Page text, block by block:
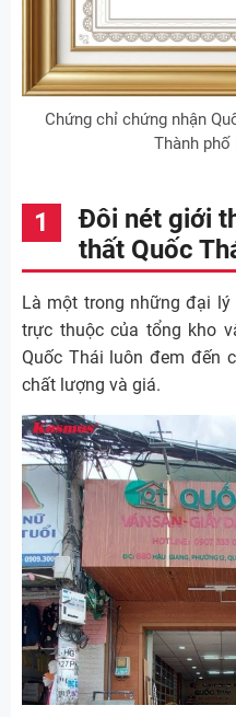
Chứng chỉ chứng nhận
Thành
Đôi nét giới
thất Quốc
Là một trong những đại
trực thuộc của tổng kho
Quốc Thái luôn đem đến
chất lượng và giá.